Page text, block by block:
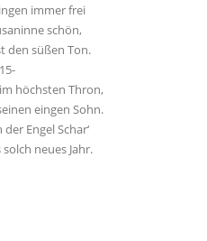
immer frei
schön,
den süßen Ton.
höchsten Thron,
eingen Sohn.
Engel Schar‘
neues Jahr.